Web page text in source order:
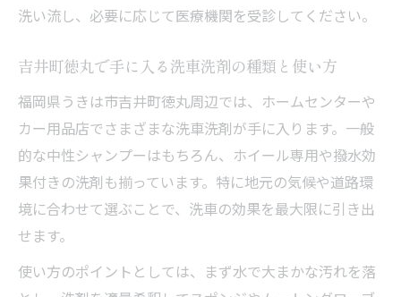
洗い流し、必要に応じて医療機関を受診してください。
吉井町徳丸で手に入る洗車洗剤の種類と使い方
福岡県うきは市吉井町徳丸周辺では、ホームセンターや
カー用品店でさまざまな洗車洗剤が手に入ります。一般
的な中性シャンプーはもちろん、ホイール専用や撥水効
果付きの洗剤も揃っています。特に地元の気候や道路環
境に合わせて選ぶことで、洗車の効果を最大限に引き出
せます。
使い方のポイントとしては、まず水で大まかな汚れを落